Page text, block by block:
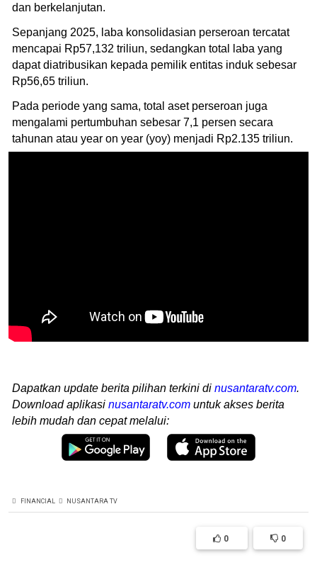
dan berkelanjutan.
Sepanjang 2025, laba konsolidasian perseroan tercatat
mencapai Rp57,132 triliun, sedangkan total laba yang
dapat diatribusikan kepada pemilik entitas induk sebesar
Rp56,65 triliun.
Pada periode yang sama, total aset perseroan juga
mengalami pertumbuhan sebesar 7,1 persen secara
tahunan atau year on year (yoy) menjadi Rp2.135 triliun.
Dapatkan update berita pilihan terkini di nusantaratv.com.
Download aplikasi nusantaratv.com untuk akses berita
lebih mudah dan cepat melalui:
FINANCIAL NUSANTARA TV
0 0